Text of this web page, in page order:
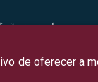
reservados.
de oferecer a